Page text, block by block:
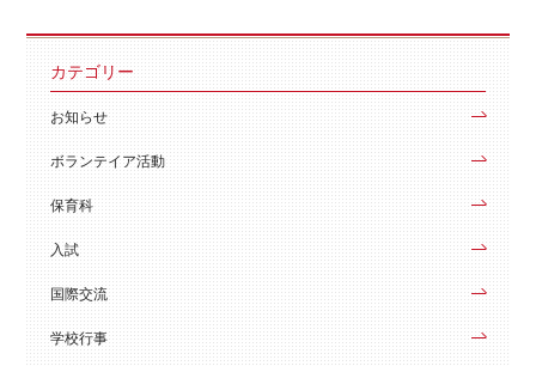
カテゴリー
お知らせ
ボランテイア活動
保育科
入試
国際交流
学校行事